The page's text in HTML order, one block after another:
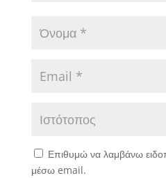
Επιθυμώ να λαμβάνω
μέσω email.